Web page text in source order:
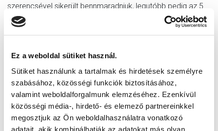
Ez a weboldal sütiket használ.
Sütiket használunk a tartalmak és hirdetések személyre
szabásához, közösségi funkciók biztosításához,
valamint weboldalforgalmunk elemzéséhez. Ezenkívül
közösségi média-, hirdető- és elemező partnereinkkel
megosztjuk az Ön weboldalhasználatra vonatkozó
adatait, akik kombinálhatják az adatokat más olyan
szerencsével sikerült bennmaradniuk, legutóbb pedig az 5.
helyen zártak úgy, hogy végig versenyben voltak a
dobogóért.
CÍMKÉK: Paksi FC Ellenfélbemutató
KAPCSOLÓDÓ CIKKEK